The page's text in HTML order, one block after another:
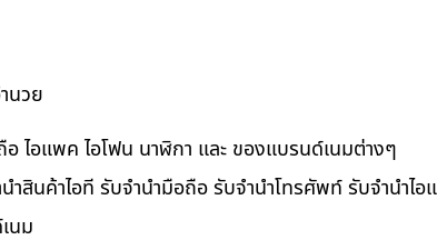
นวย
ไอแพค ไอโฟน นาฬิกา และ ของแบรนด์เนมต่างๆ
สินค้าไอที รับจำนำมือถือ รับจำนำโทรศัพท์ รับจำนำไ
นม